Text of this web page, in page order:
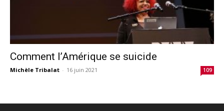
Comment l’Amérique se suicide
Michèle Tribalat - 16 juin 2021 109